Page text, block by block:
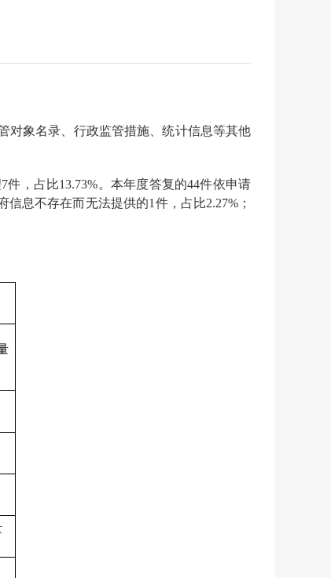
对象名录、行政监管措施、统计信息等其他
，占比13.73%。本年度答复的44件依申请
息不存在而无法提供的1件，占比2.27%；